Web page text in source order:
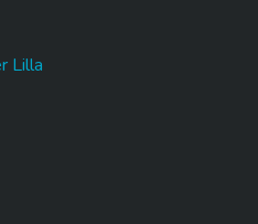
Lilla